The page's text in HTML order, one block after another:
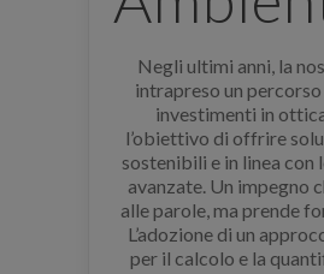
Negli ultimi anni, la
intrapreso un
investimenti in
l’obiettivo di offrire
sostenibili e in linea con
avanzate. Un impegno
alle parole, ma prende
L’adozione di un
per il calcolo e la